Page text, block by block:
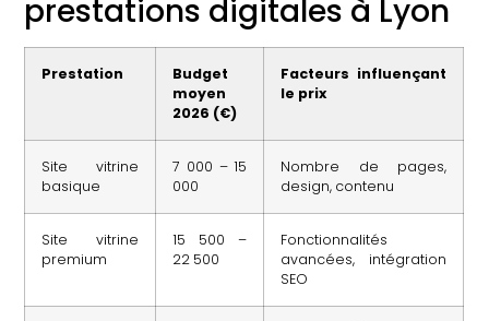
prestations digitales à Lyon
Prestation
Budget
moyen
2026 (€)
Facteurs influençant
le prix
Site vitrine
basique
7 000 – 15
000
Nombre de pages,
design, contenu
Site vitrine
premium
15 500 –
22 500
Fonctionnalités
avancées, intégration
SEO